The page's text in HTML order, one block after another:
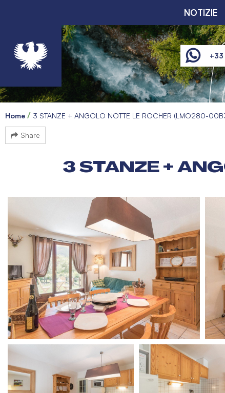
NOTIZIE
Home 3 STANZE + ANGOLO NOTTE LE ROCHER (LMO280-
Share
3 STANZE +